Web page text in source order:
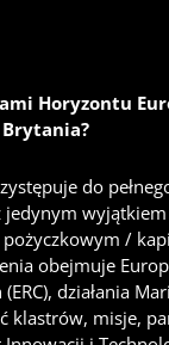
Horyzontu
do
jedynym wyjątkiem
/
obejmuje
działania
klastrów, misje,